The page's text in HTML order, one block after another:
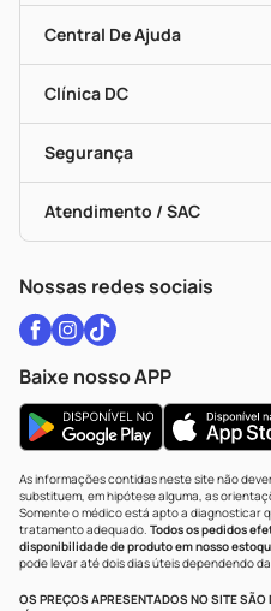
Seja Uma Loja Parceira
Mapa De Categorias
Clube DC
Convênios
Programa Popular Do Brasil
Encarte De Ofertas
Dermaclub
Cupons E Ofertas
Black Friday
Central De Ajuda
Entrega
Recompra Programada
Alomed
Formas De Pagamento
Troca E Devolução
Bulas De A A Z
Políticas De Marketplace
Clínica DC
Vacinas
Serviços Farmacêuticos
Testes Rápidos
Autoteste Covid-19
Vacinas
Segurança
Certificado De Segurança
Portal Da Privacidade
Atendimento / SAC
WhatsApp (47) 9202-1687
Nossas redes sociais
Baixe nosso APP
As informações contidas neste site não
substituem, em hipótese alguma, as
Somente o médico está apto a diagnosticar
tratamento adequado. Todos os pedidos
disponibilidade de produto em nosso
pode levar até dois dias úteis dependendo
OS PREÇOS APRESENTADOS NO SITE